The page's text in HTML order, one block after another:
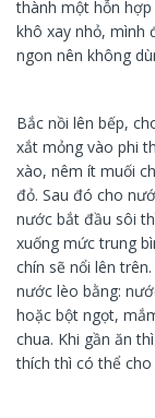
thành một hỗn
khô xay nhỏ, mình
ngon nên không
Bắc nồi lên bếp,
xắt mỏng vào phi
xào, nêm ít muối
đỏ. Sau đó cho
nước bắt đầu sôi
xuống mức trung
chín sẽ nổi lên
nước lèo bằng:
hoặc bột ngọt,
chua. Khi gần ăn
thích thì có thể